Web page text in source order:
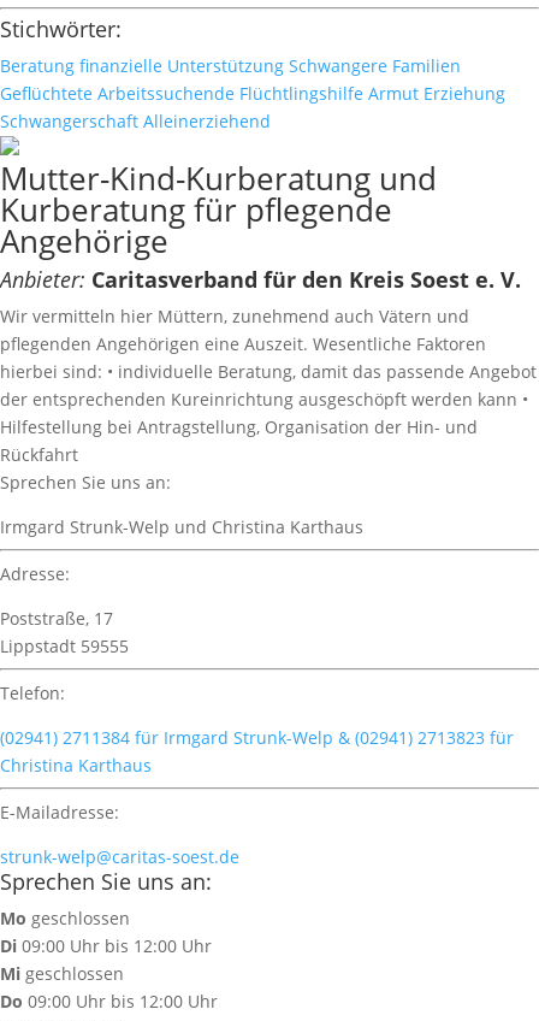
Stichwörter:
Beratung finanzielle Unterstützung Schwangere Familien
Geflüchtete Arbeitssuchende Flüchtlingshilfe Armut Erziehung
Schwangerschaft Alleinerziehend
Mutter-Kind-Kurberatung und
Kurberatung für pflegende
Angehörige
Anbieter: Caritasverband für den Kreis Soest e. V.
Wir vermitteln hier Müttern, zunehmend auch Vätern und
pflegenden Angehörigen eine Auszeit. Wesentliche Faktoren
hierbei sind: • individuelle Beratung, damit das passende Angebot
der entsprechenden Kureinrichtung ausgeschöpft werden kann •
Hilfestellung bei Antragstellung, Organisation der Hin- und
Rückfahrt
Sprechen Sie uns an:
Irmgard Strunk-Welp und Christina Karthaus
Adresse:
Poststraße, 17
Lippstadt 59555
Telefon:
(02941) 2711384 für Irmgard Strunk-Welp & (02941) 2713823 für
Christina Karthaus
E-Mailadresse:
strunk-welp@caritas-soest.de
Sprechen Sie uns an:
Mo geschlossen
Di 09:00 Uhr bis 12:00 Uhr
Mi geschlossen
Do 09:00 Uhr bis 12:00 Uhr